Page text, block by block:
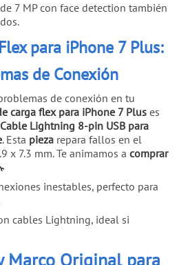
7 MP con face detection también
para iPhone 7 Plus:
de Conexión
de conexión en tu
carga flex para iPhone 7 Plus es
Cable Lightning 8-pin USB para
. Esta pieza repara fallos en el
x 7.3 mm. Te animamos a comprar
inestables, perfecto para
cables Lightning, ideal si
Marco Original para